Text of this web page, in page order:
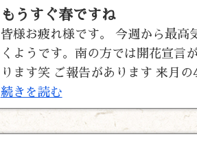
もうすぐ春ですね
皆様お疲れ様です。 今週から最高
くようです。南の方では開花宣
ります笑 ご報告があります 来月
続きを読む